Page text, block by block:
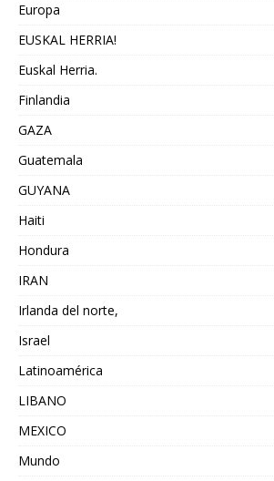
Europa
EUSKAL HERRIA!
Euskal Herria.
Finlandia
GAZA
Guatemala
GUYANA
Haiti
Hondura
IRAN
Irlanda del norte,
Israel
Latinoamérica
LIBANO
MEXICO
Mundo